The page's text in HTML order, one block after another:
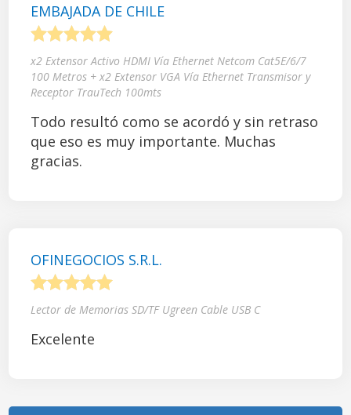
EMBAJADA DE CHILE
x2 Extensor Activo HDMI Vía Ethernet Netcom Cat5E/6/7
100 Metros + x2 Extensor VGA Vía Ethernet Transmisor y
Receptor TrauTech 100mts
Todo resultó como se acordó y sin retraso
que eso es muy importante. Muchas
gracias.
OFINEGOCIOS S.R.L.
Lector de Memorias SD/TF Ugreen Cable USB C
Excelente